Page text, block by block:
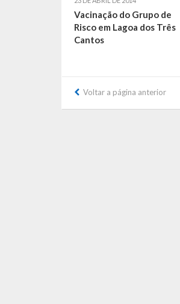
Vacinação do Grupo de
Risco em Lagoa dos Três
Cantos
Voltar a página anterior